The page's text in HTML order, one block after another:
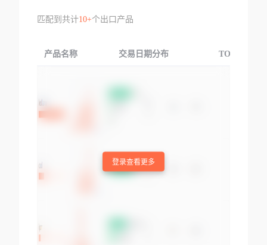
匹配到共计10+个出口产品
产品名称 交易日期分布 TOP3交易国
登录查看更多